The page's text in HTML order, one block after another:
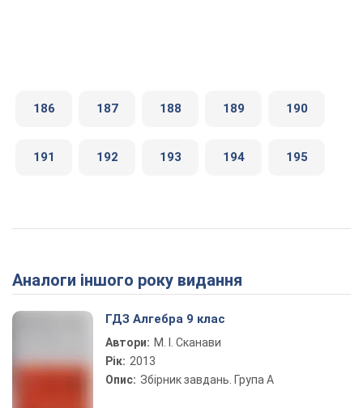
186 187 188 189 190
191 192 193 194 195
Аналоги іншого року видання
ГДЗ Алгебра 9 клас
Автори: М. І. Сканави
Рік: 2013
Опис: Збірник завдань. Група А